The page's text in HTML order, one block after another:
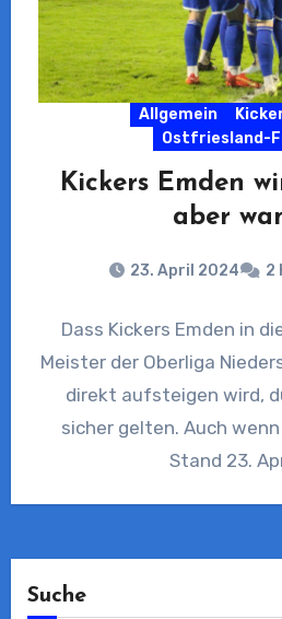
Allgemein
Ostfriesland-
Kickers Emden
aber
23. April 2024 2
Dass Kickers Emden in
Meister der Oberliga
direkt aufsteigen wird,
sicher gelten. Auch
Stand 23.
Suche